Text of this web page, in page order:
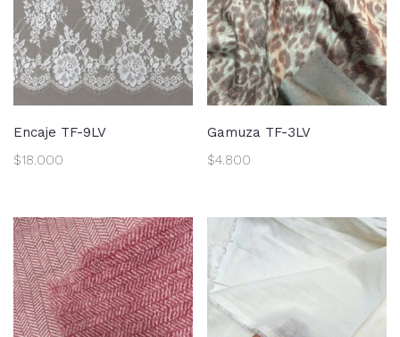
Encaje TF-9LV
$18.000
Gamuza TF-3LV
$4.800